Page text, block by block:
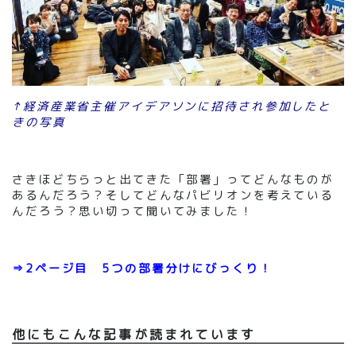
↑経済産業省主催アイデアソンに招待され参加したと
きの写真
さきほどちらっと出てきた「部署」ってどんなものが
あるんだろう？そしてどんなパビリオンを考えている
んだろう？思い切って聞いてみました！
⇒2ページ目 5つの部署分けにびっくり！
他にもこんな記事が読まれています